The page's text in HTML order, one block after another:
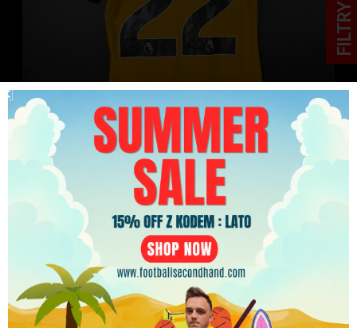
Koszulka piłkarska Wolverhampton 2024/25 Home
Sudu Nelson Semedo #22 [M] Match Worn
749.99zł
FILTRY